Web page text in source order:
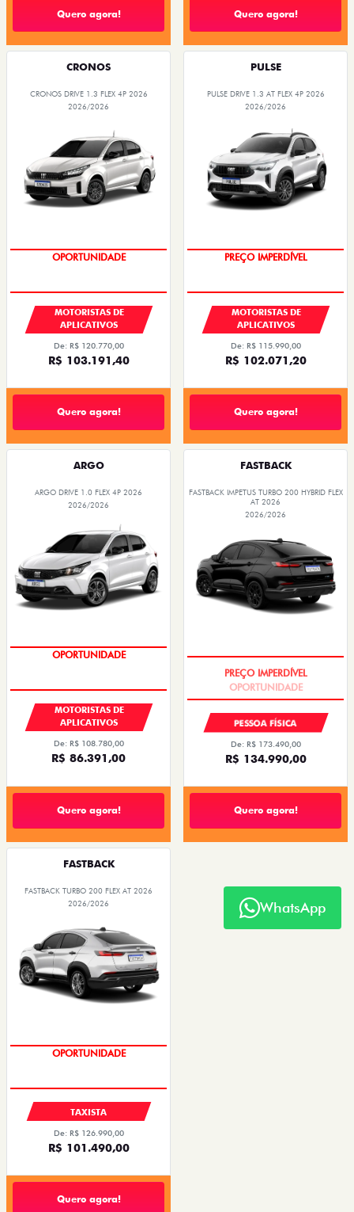
Quero agora! Quero agora!
CRONOS
CRONOS DRIVE 1.3 FLEX 4P 2026
2026/2026
OPORTUNIDADE
MOTORISTAS DE
APLICATIVOS
De: R$ 120.770,00
R$ 103.191,40
Quero agora!
PULSE
PULSE DRIVE 1.3 AT FLEX 4P 2026
2026/2026
PREÇO IMPERDÍVEL
MOTORISTAS DE
APLICATIVOS
De: R$ 115.990,00
R$ 102.071,20
Quero agora!
ARGO
ARGO DRIVE 1.0 FLEX 4P 2026
2026/2026
OPORTUNIDADE
MOTORISTAS DE
APLICATIVOS
De: R$ 108.780,00
R$ 86.391,00
Quero agora!
FASTBACK
FASTBACK IMPETUS TURBO 200 HYBRID FLEX
AT 2026
2026/2026
PESSOA FÍSICA
De: R$ 173.490,00
R$ 134.990,00
Quero agora!
FASTBACK
FASTBACK TURBO 200 FLEX AT 2026
2026/2026
OPORTUNIDADE
TAXISTA
De: R$ 126.990,00
R$ 101.490,00
Quero agora!
WhatsApp